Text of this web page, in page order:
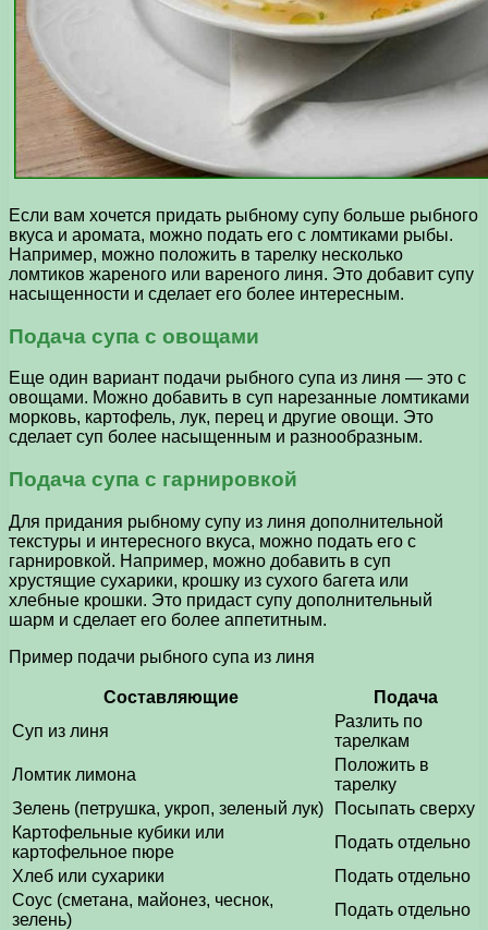
Если вам хочется придать рыбному супу больше рыбного
вкуса и аромата, можно подать его с ломтиками рыбы.
Например, можно положить в тарелку несколько
ломтиков жареного или вареного линя. Это добавит супу
насыщенности и сделает его более интересным.
Подача супа с овощами
Еще один вариант подачи рыбного супа из линя — это с
овощами. Можно добавить в суп нарезанные ломтиками
морковь, картофель, лук, перец и другие овощи. Это
сделает суп более насыщенным и разнообразным.
Подача супа с гарнировкой
Для придания рыбному супу из линя дополнительной
текстуры и интересного вкуса, можно подать его с
гарнировкой. Например, можно добавить в суп
хрустящие сухарики, крошку из сухого багета или
хлебные крошки. Это придаст супу дополнительный
шарм и сделает его более аппетитным.
Пример подачи рыбного супа из линя
Составляющие
Подача
Суп из линя
Разлить по
тарелкам
Ломтик лимона
Положить в
тарелку
Зелень (петрушка, укроп, зеленый лук)
Посыпать сверху
Картофельные кубики или
картофельное пюре
Подать отдельно
Хлеб или сухарики
Подать отдельно
Соус (сметана, майонез, чеснок,
зелень)
Подать отдельно